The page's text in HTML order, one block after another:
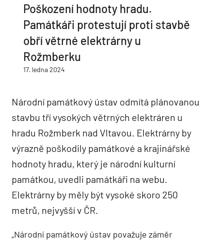
Poškození hodnoty hradu.
Památkáři protestují proti stavbě
obří větrné elektrárny u
Rožmberku
17. ledna 2024
Národní památkový ústav odmítá plánovanou
stavbu tří vysokých větrných elektráren u
hradu Rožmberk nad Vltavou. Elektrárny by
výrazně poškodily památkové a krajinářské
hodnoty hradu, který je národní kulturní
památkou, uvedli památkáři na webu.
Elektrárny by měly být vysoké skoro 250
metrů, nejvyšší v ČR.
„Národní památkový ústav považuje záměr